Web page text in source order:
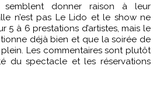
semblent donner raison à leur
n’est pas Le Lido et le show ne
5 à 6 prestations d’artistes, mais le
déjà bien et que la soirée de
Les commentaires sont plutôt
du spectacle et les réservations